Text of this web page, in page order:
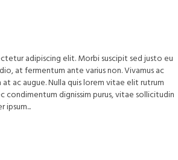
adipiscing elit. Morbi suscipit sed justo eu
at fermentum ante varius non. Vivamus ac
ac augue. Nulla quis lorem vitae elit rutrum
dignissim purus, vitae sollicitudin
ipsum...